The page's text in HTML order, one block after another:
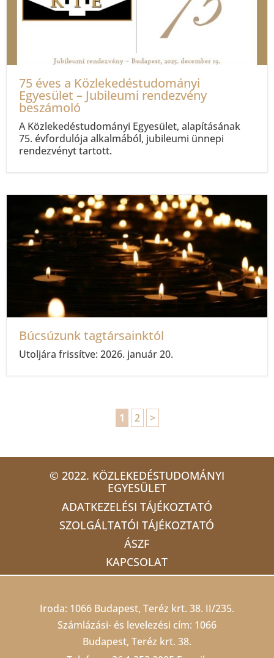
75 éves a Közlekedéstudományi
Egyesület – Jubileumi rendezvény
beszámoló
A Közlekedéstudományi Egyesület, alapításának
75. évfordulója alkalmából, jubileumi ünnepi
rendezvényt tartott.
Búcsúzunk tagtársainktól
Utoljára frissítve: 2026. január 20.
1 2 >
© 2022. KÖZLEKEDÉSTUDOMÁNYI
EGYESÜLET
ADATKEZELÉSI TÁJÉKOZTATÓ
SZOLGÁLTATÓI TÁJÉKOZTATÓ
ÁSZF
KAPCSOLAT
Iroda: 1066 Budapest, Teréz krt. 38. II/235.
Számlázási- és levelezési cím: 1066
Budapest, Teréz krt. 38.